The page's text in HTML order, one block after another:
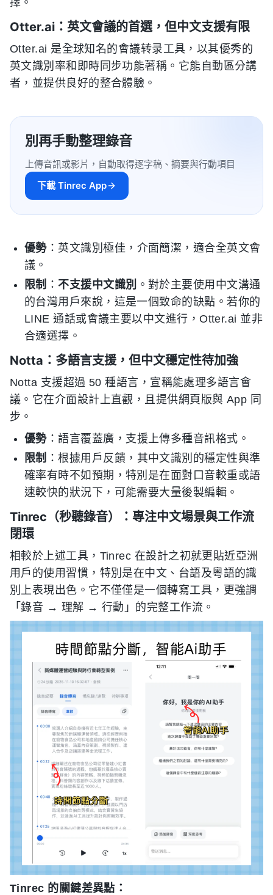
Otter.ai：英文會議的首選，但中文支援有限
Otter.ai 是全球知名的會議转录工具，以其優秀的
英文識別率和即時同步功能著稱。它能自動區分講
者，並提供良好的整合體驗。
別再手動整理錄音
上傳音訊或影片，自動取得逐字稿、摘要與行動項目
下載 Tinrec App
優勢：英文識別極佳，介面簡潔，適合全英文會
議。
限制 ：不支援中文識別 。對於主要使用中文溝通
的台灣用戶來說，這是一個致命的缺點。若你的
LINE 通話或會議主要以中文進行，Otter.ai 並非
合適選擇。
Notta：多語言支援，但中文穩定性待加強
Notta 支援超過 50 種語言，宣稱能處理多語言會
議。它在介面設計上直觀，且提供網頁版與 App 同
步。
優勢：語言覆蓋廣，支援上傳多種音訊格式。
限制 ：根據用戶反饋，其中文識別的穩定性與準
確率有時不如預期，特別是在面對口音較重或語
速較快的狀況下，可能需要大量後製編輯。
Tinrec（秒聽錄音）：專注中文場景與工作流
閉環
相較於上述工具，Tinrec 在設計之初就更貼近亞洲
用戶的使用習慣，特別是在中文、台語及粵語的識
別上表現出色。它不僅僅是一個轉寫工具，更強調
「錄音 → 理解 → 行動」的完整工作流。
Tinrec 的關鍵差異點：